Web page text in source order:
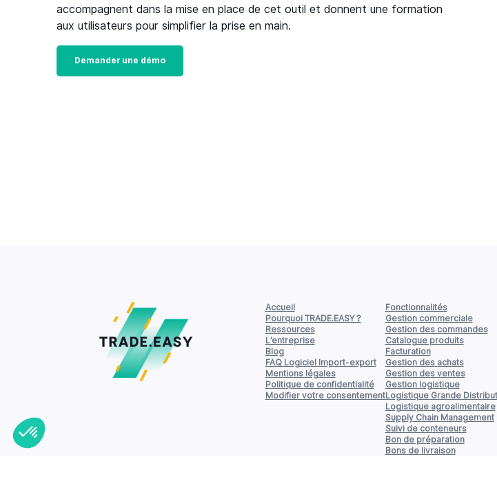
accompagnent dans la mise en place de cet outil et donnent une formation
aux utilisateurs pour simplifier la prise en main.
Demander une démo
Accueil
Pourquoi TRADE.EASY ?
Ressources
L’entreprise
Blog
FAQ Logiciel Import-export
Mentions légales
Politique de confidentialité
Modifier votre consentement
Fonctionnalités
Gestion commerciale
Gestion des commandes
Catalogue produits
Facturation
Gestion des achats
Gestion des ventes
Gestion logistique
Logistique Grande
Logistique agroalimentaire
Supply Chain Management
Suivi de conteneurs
Bon de préparation
Bons de livraison